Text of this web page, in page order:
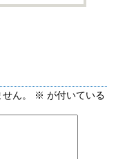
ん。 ※ が付いている